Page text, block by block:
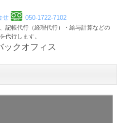
せ 050-1722-7102
記帳代行（経理代行）・給与計算などの
代行します。
ックオフィス